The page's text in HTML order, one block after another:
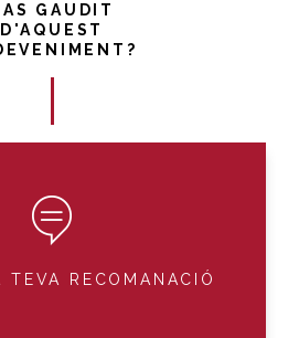
GAUDIT
D'AQUEST
TEVA RECOMANACIÓ